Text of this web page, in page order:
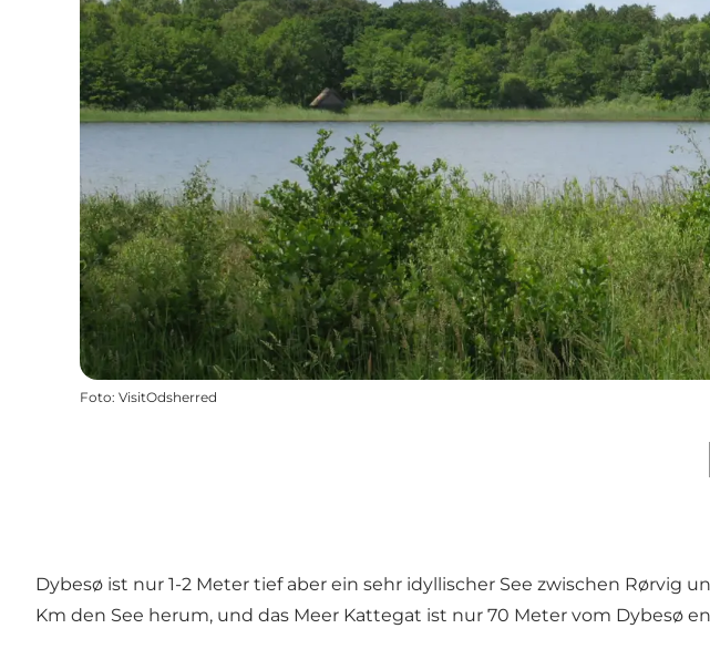
Foto: VisitOdsherred
Dybesø ist nur 1-2 Meter tief aber ein sehr idyllischer See zwischen Rørvig
Km den See herum, und das Meer Kattegat ist nur 70 Meter vom Dybesø